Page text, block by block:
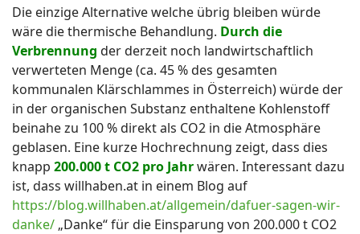
Die einzige Alternative welche übrig bleiben würde
wäre die thermische Behandlung. Durch die
Verbrennung der derzeit noch landwirtschaftlich
verwerteten Menge (ca. 45 % des gesamten
kommunalen Klärschlammes in Österreich) würde der
in der organischen Substanz enthaltene Kohlenstoff
beinahe zu 100 % direkt als CO2 in die Atmosphäre
geblasen. Eine kurze Hochrechnung zeigt, dass dies
knapp 200.000 t CO2 pro Jahrwären. Interessant dazu
ist, dass willhaben.at in einem Blog auf
https://blog.willhaben.at/allgemein/dafuer-sagen-wir-
danke/ „Danke“ für die Einsparung von 200.000 t CO2